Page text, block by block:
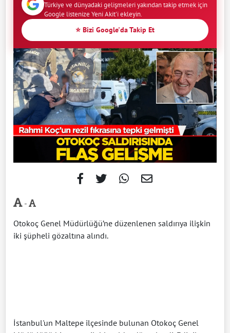
Türkiye ve dünyadaki gelişmeleri yakından takip etmek için
Google listenize Yeni Akit'i ekleyin.
⭐ Bizi Google'da Takip Et
-
Otokoç Genel Müdürlüğü’ne düzenlenen saldırıya ilişkin
iki şüpheli gözaltına alındı.
İstanbul'un Maltepe ilçesinde bulunan Otokoç Genel